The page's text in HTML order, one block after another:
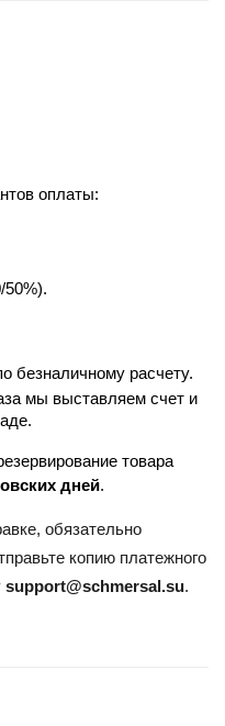
оплаты:
50%).
безналичному расчету.
мы выставляем счет и
товара
дней.
обязательно
копию платежного
support@schmersal.su.